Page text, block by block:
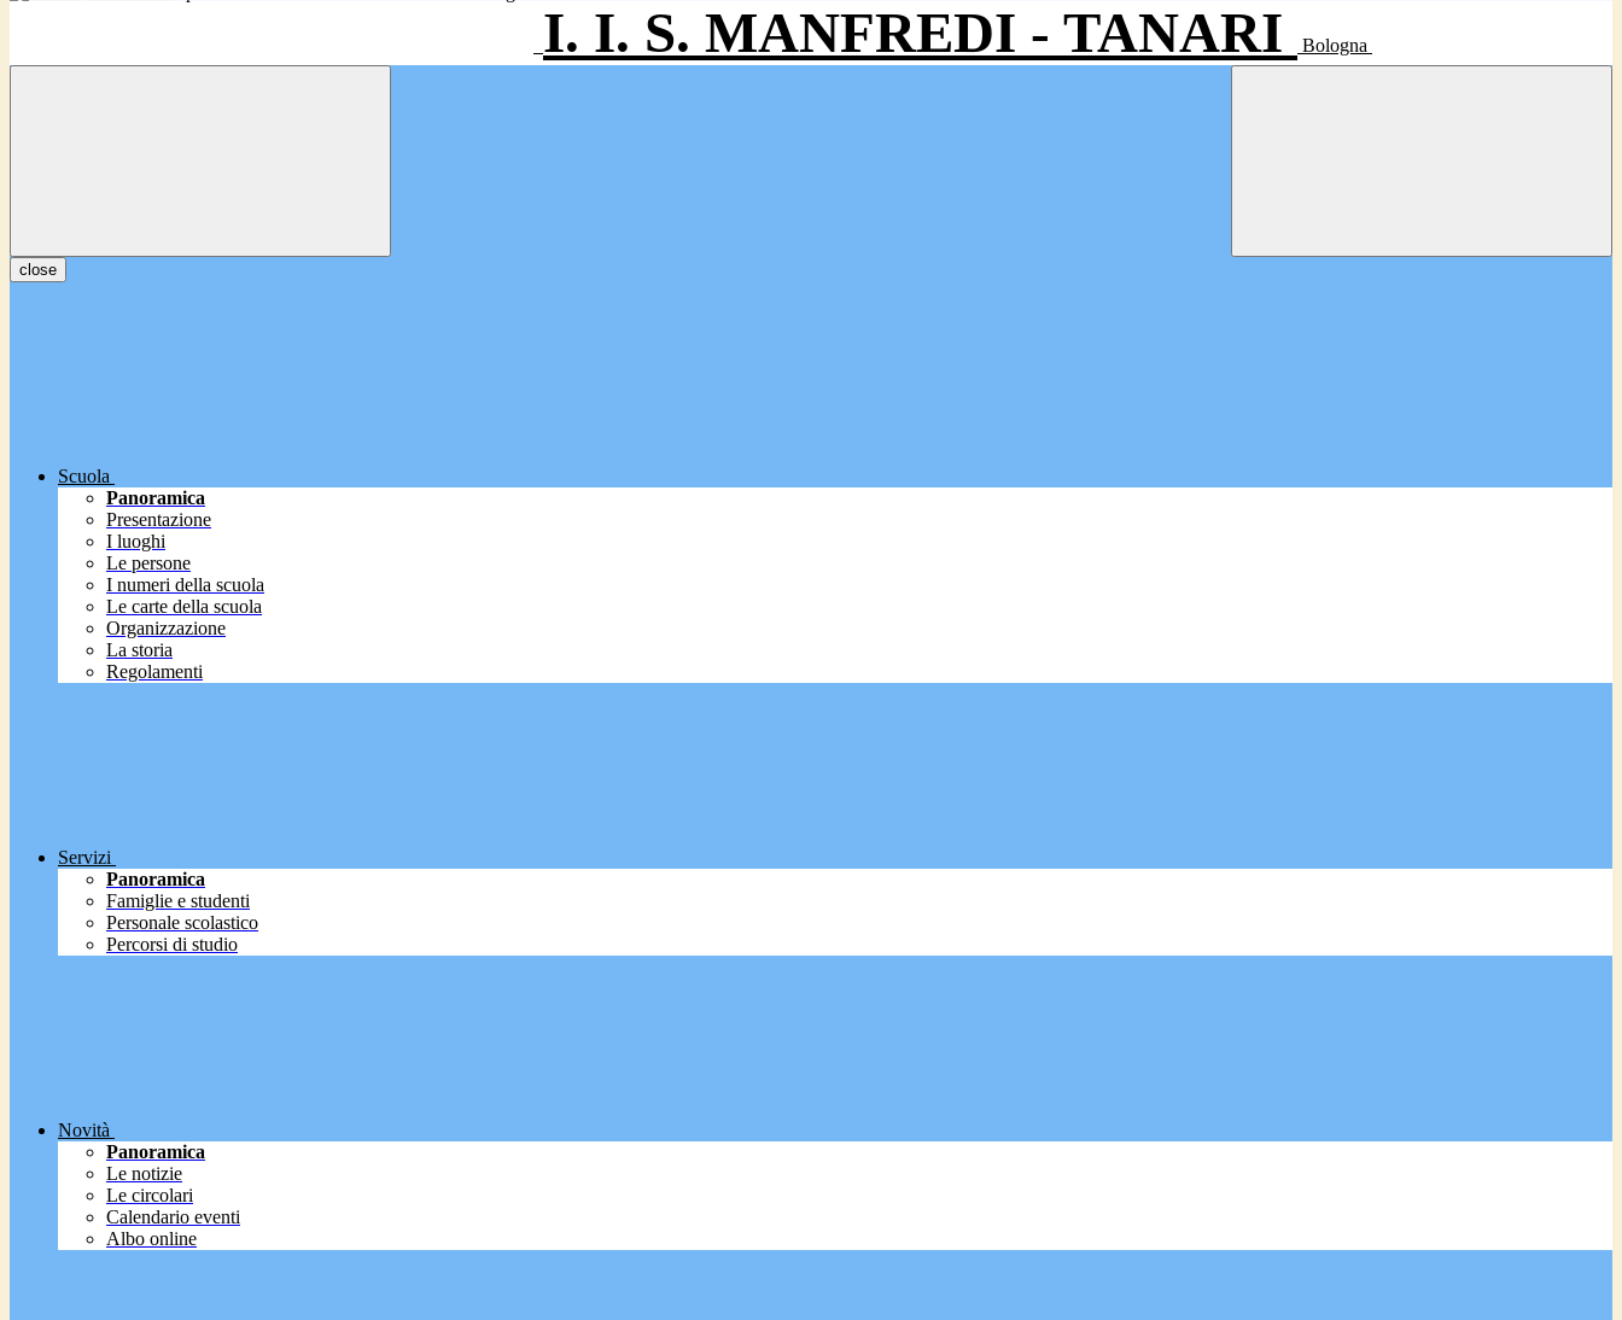
I. I. S. MANFREDI - TANARI Bologna
close
Scuola
Panoramica
Presentazione
I luoghi
Le persone
I numeri della scuola
Le carte della scuola
Organizzazione
La storia
Regolamenti
Servizi
Panoramica
Famiglie e studenti
Personale scolastico
Percorsi di studio
Novità
Panoramica
Le notizie
Le circolari
Calendario eventi
Albo online